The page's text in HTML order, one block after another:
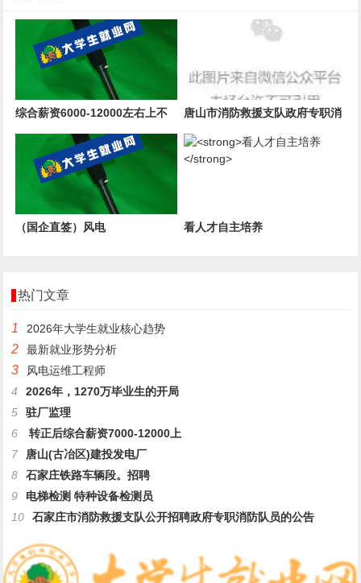
综合薪资6000-12000左右上不
唐山市消防救援支队政府专职消
防员招聘公告
（国企直签）风电 看人才自主培养
热门文章
1 2026年大学生就业核心趋势
2 最新就业形势分析
3
风电运维工程师
4
2026年，1270万毕业生的开局
5
驻厂监理
6
转正后综合薪资7000-12000上
7
唐山(古冶区)建投发电厂
8
石家庄铁路车辆段。招聘
9
电梯检测 特种设备检测员
10
石家庄市消防救援支队公开招聘政府专职消防队员的公告